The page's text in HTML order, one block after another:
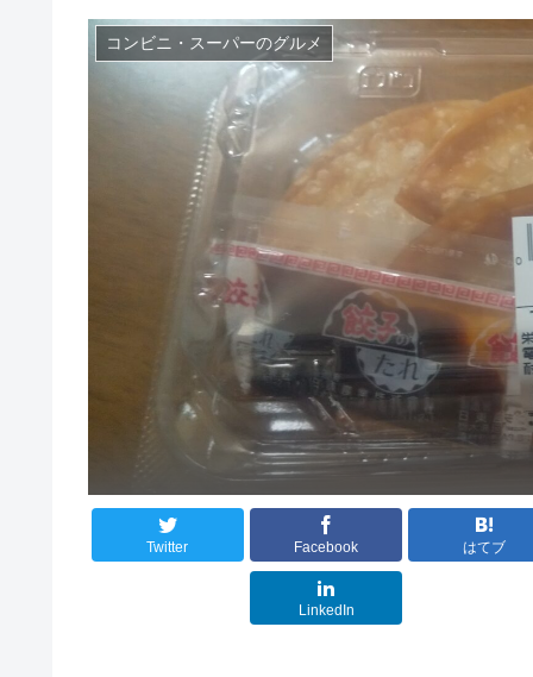
コンビニ・スーパーのグルメ
Twitter Facebook はてブ
LinkedIn